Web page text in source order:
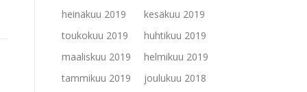
heinäkuu 2019
kesäkuu 2019
toukokuu 2019
huhtikuu 2019
maaliskuu 2019
helmikuu 2019
tammikuu 2019
joulukuu 2018